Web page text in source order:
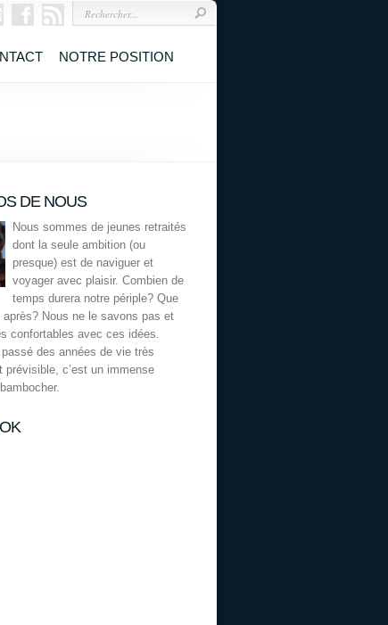
NOTRE POSITION
DE NOUS
Nous sommes de jeunes retraités
dont la seule ambition (ou
presque) est de naviguer et
voyager avec plaisir. Combien de
temps durera notre périple? Que
après? Nous ne le savons pas et
confortables avec ces idées.
des années de vie très
prévisible, c’est un immense